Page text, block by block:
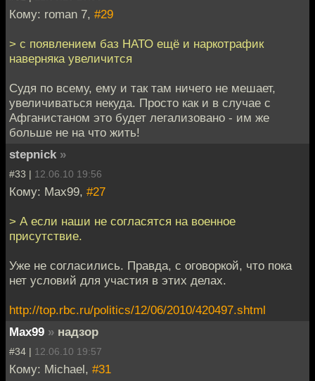
Кому: roman 7, #29
> с появлением баз НАТО ещё и наркотрафик
наверняка увеличится
Судя по всему, ему и так там ничего не мешает,
увеличиваться некуда. Просто как и в случае с
Афганистаном это будет легализовано - им же
больше не на что жить!
stepnick »
#33 | 12.06.10 19:56
Кому: Max99, #27
> А если наши не согласятся на военное
присутствие.
Уже не согласились. Правда, с оговоркой, что пока
нет условий для участия в этих делах.
http://top.rbc.ru/politics/12/06/2010/420497.shtml
Max99 » надзор
#34 | 12.06.10 19:57
Кому: Мichael, #31